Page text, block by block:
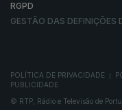
RGPD
GESTÃO DAS DEFINIÇÕES
POLÍTICA DE PRIVACIDADE
PUBLICIDADE
© RTP, Rádio e Televisão de